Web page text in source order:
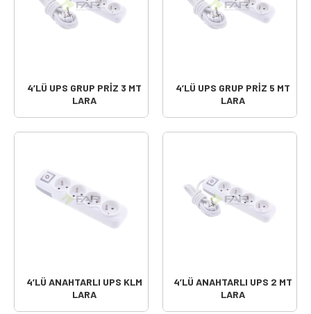
4’LÜ UPS GRUP PRİZ 3 MT
LARA
4’LÜ UPS GRUP PRİZ 5 MT
LARA
4’LÜ ANAHTARLI UPS KLM
LARA
4’LÜ ANAHTARLI UPS 2 MT
LARA